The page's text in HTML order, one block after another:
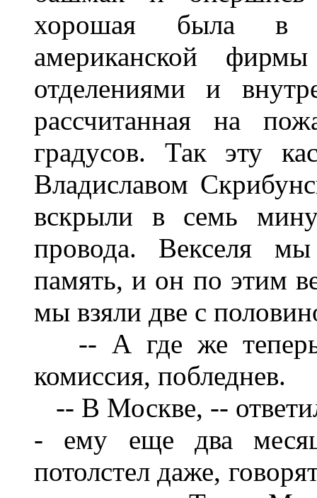
хорошая была в
американской
отделениями и
рассчитанная на
градусов. Так эту
Владиславом
вскрыли в семь
провода. Векселя
память, и он по этим
мы взяли две с
-- А где же теперь
комиссия, побледнев.
-- В Москве, --
- ему еще два
потолстел даже,